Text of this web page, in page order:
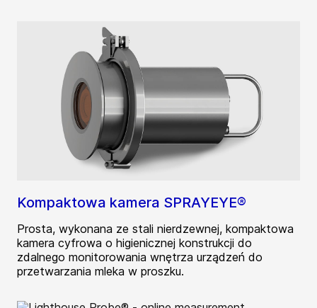
Kompaktowa kamera SPRAYEYE®
Prosta, wykonana ze stali nierdzewnej, kompaktowa
kamera cyfrowa o higienicznej konstrukcji do
zdalnego monitorowania wnętrza urządzeń do
przetwarzania mleka w proszku.